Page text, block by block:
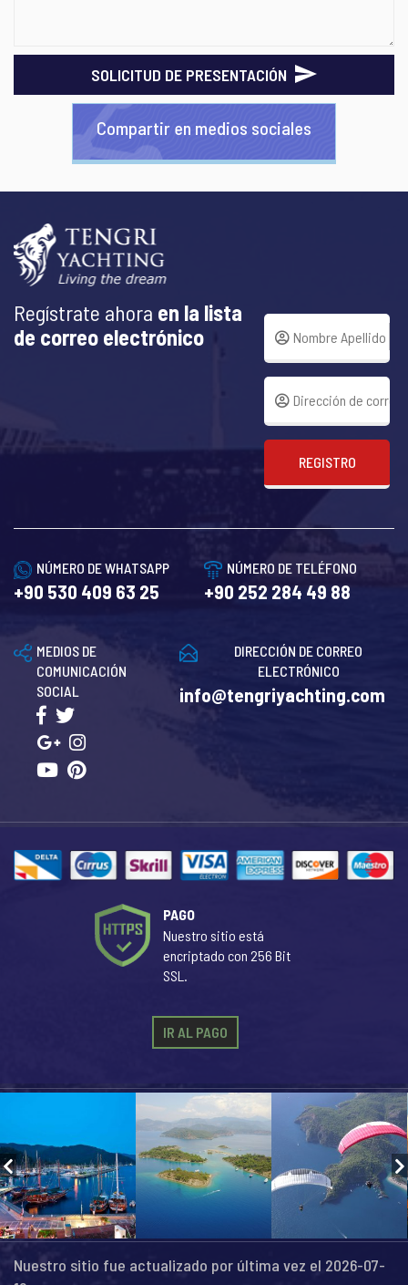
SOLICITUD DE PRESENTACIÓN
Compartir en medios sociales
Regístrate ahora en la lista
de correo electrónico
REGISTRO
NÚMERO DE WHATSAPP
+90 530 409 63 25
NÚMERO DE TELÉFONO
+90 252 284 49 88
DIRECCIÓN DE CORREO
ELECTRÓNICO
info@tengriyachting.com
MEDIOS DE
COMUNICACIÓN
SOCIAL
PAGO
Nuestro sitio está
encriptado con 256 Bit
SSL.
IR AL PAGO
Nuestro sitio fue actualizado por última vez el 2026-07-